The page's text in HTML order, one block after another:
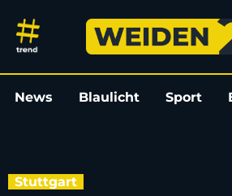
„Lameste Crowd“
News Blaulicht Sport
Stuttgart